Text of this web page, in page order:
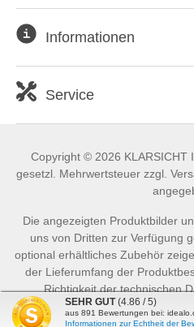
Informationen
Service
Copyright © 2026 KLARSICHT
gesetzl. Mehrwertsteuer zzgl.
Die angezeigten Produktbilder
uns von Dritten zur Verfügung
optional erhältliches Zubehör
der Lieferumfang der
Richtigkeit der technischen
SEHR GUT (4.86 / 5)
aus 891 Bewertungen bei:
Informationen zur Echtheit der